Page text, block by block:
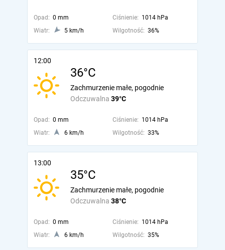
Opad: 0 mm Ciśnienie: 1014 hPa
Wiatr:
5 km/h Wilgotność: 36%
12:00
36°C
Odczuwalna 39°C
Zachmurzenie małe, pogodnie
Opad: 0 mm Ciśnienie: 1014 hPa
Wiatr:
6 km/h Wilgotność: 33%
13:00
35°C
Odczuwalna 38°C
Zachmurzenie małe, pogodnie
Opad: 0 mm Ciśnienie: 1014 hPa
Wiatr:
6 km/h Wilgotność: 35%